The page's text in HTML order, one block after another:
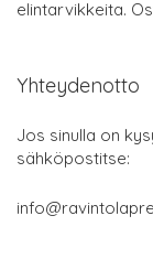
elintarvikkeita.
Yhteydenotto
Jos sinulla on
sähköpostitse: